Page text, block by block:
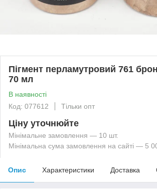
Пігмент перламутровий 761
70 мл
В наявності
Код: 077612
Тільки опт
Ціну уточнюйте
Мінімальне замовлення — 10 шт.
Мінімальна сума замовлення на сайті — 5
Опис Характеристики Доставка